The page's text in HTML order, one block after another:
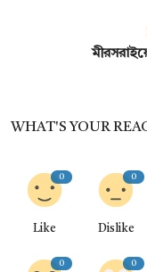
WHAT'S YOUR
0
Like
0
Dislike
0 0